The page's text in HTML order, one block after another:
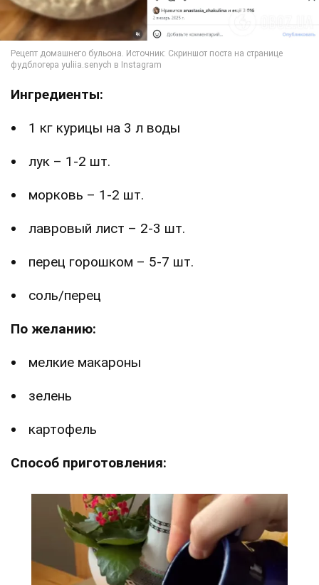
Ингредиенты:
1 кг курицы на 3 л воды
лук – 1-2 шт.
морковь – 1-2 шт.
лавровый лист – 2-3 шт.
перец горошком – 5-7 шт.
соль/перец
По желанию:
мелкие макароны
зелень
картофель
Способ приготовления: